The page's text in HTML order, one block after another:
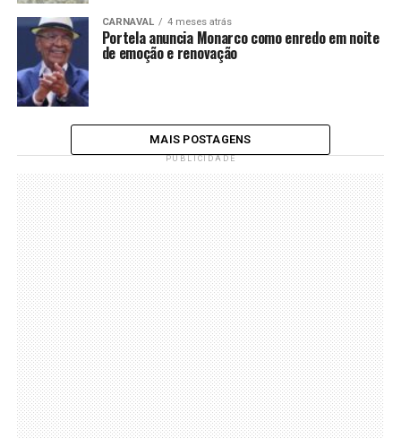
CARNAVAL 4 meses atrás
Portela anuncia Monarco como enredo em noite
de emoção e renovação
MAIS POSTAGENS
PUBLICIDADE